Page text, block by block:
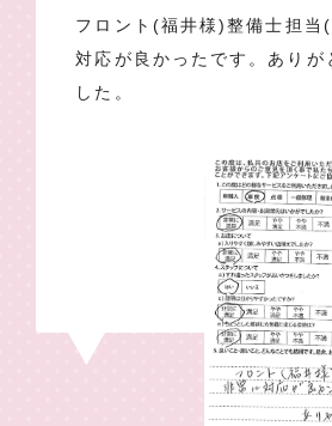
フロント(福井様)整備士担当
対応が良かったです。ありが
した。